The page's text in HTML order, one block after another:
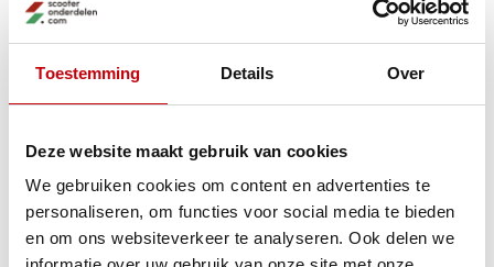
Toestemming Details Over
Deze website maakt gebruik van cookies
We gebruiken cookies om content en advertenties te
personaliseren, om functies voor social media te bieden
en om ons websiteverkeer te analyseren. Ook delen we
oko